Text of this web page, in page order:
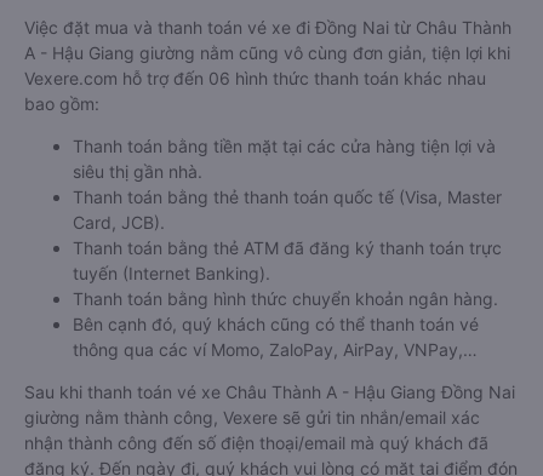
Việc đặt mua và thanh toán vé xe đi Đồng Nai từ Châu Thành
A - Hậu Giang giường nằm cũng vô cùng đơn giản, tiện lợi khi
Vexere.com hỗ trợ đến 06 hình thức thanh toán khác nhau
bao gồm:
Thanh toán bằng tiền mặt tại các cửa hàng tiện lợi và
siêu thị gần nhà.
Thanh toán bằng thẻ thanh toán quốc tế (Visa, Master
Card, JCB).
Thanh toán bằng thẻ ATM đã đăng ký thanh toán trực
tuyến (Internet Banking).
Thanh toán bằng hình thức chuyển khoản ngân hàng.
Bên cạnh đó, quý khách cũng có thể thanh toán vé
thông qua các ví Momo, ZaloPay, AirPay, VNPay,…
Sau khi thanh toán vé xe Châu Thành A - Hậu Giang Đồng Nai
giường nằm thành công, Vexere sẽ gửi tin nhắn/email xác
nhận thành công đến số điện thoại/email mà quý khách đã
đăng ký. Đến ngày đi, quý khách vui lòng có mặt tại điểm đón